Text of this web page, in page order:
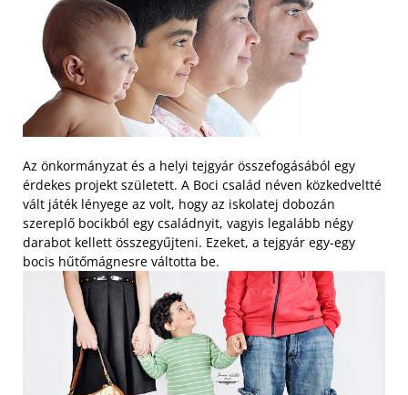
Az önkormányzat és a helyi tejgyár összefogásából egy
érdekes projekt született. A Boci család néven közkedveltté
vált játék lényege az volt, hogy az iskolatej dobozán
szereplő bocikból egy családnyit, vagyis legalább négy
darabot kellett összegyűjteni. Ezeket, a tejgyár egy-egy
bocis hűtőmágnesre váltotta be.